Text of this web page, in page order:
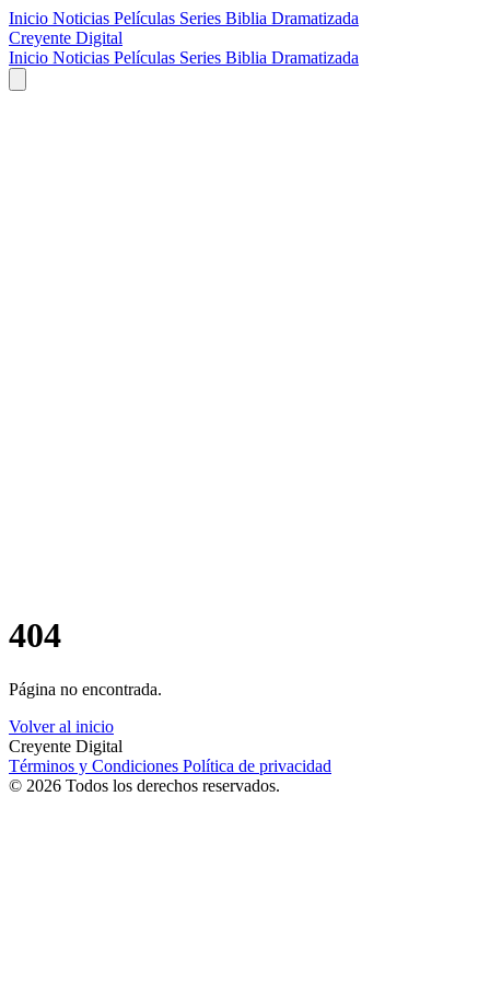
Inicio Noticias Películas Series Biblia Dramatizada
Creyente Digital
Inicio Noticias Películas Series Biblia Dramatizada
404
Página no encontrada.
Volver al inicio
Creyente Digital
Términos y Condiciones Política de privacidad
© 2026 Todos los derechos reservados.